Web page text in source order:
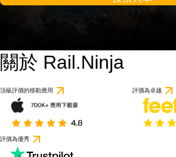
關於 Rail.Ninja
頂級評價的移動應用 評價為卓越
評價為優秀